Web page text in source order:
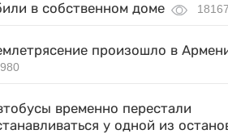
в собственном доме
18167
произошло в
временно перестали
у одной из